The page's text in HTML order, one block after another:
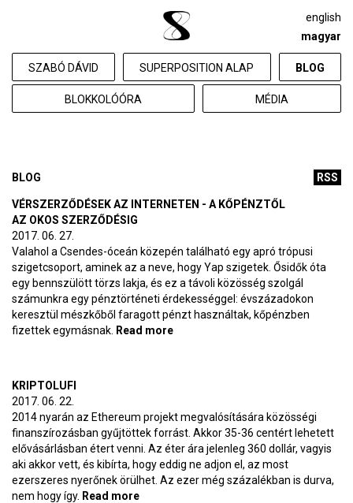
SZABÓ DÁVID SUPERPOSITION ALAP BLOG
BLOKKOLÓÓRA MÉDIA
english
magyar
RSS
BLOG
VÉRSZERZŐDÉSEK AZ INTERNETEN - A KŐPÉNZTŐL
AZ OKOS SZERZŐDÉSIG
2017. 06. 27.
Valahol a Csendes-óceán közepén található egy apró trópusi
szigetcsoport, aminek az a neve, hogy Yap szigetek. Ősidők óta
egy bennszülött törzs lakja, és ez a távoli közösség szolgál
számunkra egy pénztörténeti érdekességgel: évszázadokon
keresztül mészkőből faragott pénzt használtak, kőpénzben
fizettek egymásnak. Read more
KRIPTOLUFI
2017. 06. 22.
2014 nyarán az Ethereum projekt megvalósítására közösségi
finanszírozásban gyűjtöttek forrást. Akkor 35-36 centért lehetett
elővásárlásban étert venni. Az éter ára jelenleg 360 dollár, vagyis
aki akkor vett, és kibírta, hogy eddig ne adjon el, az most
ezerszeres nyerőnek örülhet. Az ezer még százalékban is durva,
nem hogy így. Read more